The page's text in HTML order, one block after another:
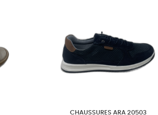
CHAUSSURES ARA 20503